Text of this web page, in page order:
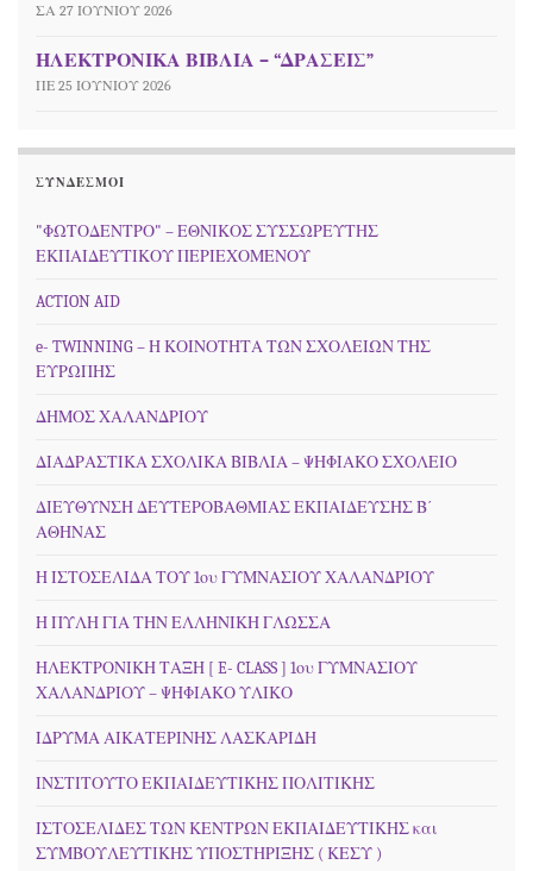
ΣΑ 27 ΙΟΥΝΊΟΥ 2026
ΗΛΕΚΤΡΟΝΙΚΑ ΒΙΒΛΙΑ – “ΔΡΑΣΕΙΣ”
ΠΕ 25 ΙΟΥΝΊΟΥ 2026
ΣΎΝΔΕΣΜΟΙ
"ΦΩΤΟΔΕΝΤΡΟ" – ΕΘΝΙΚΟΣ ΣΥΣΣΩΡΕΥΤΗΣ
ΕΚΠΑΙΔΕΥΤΙΚΟΥ ΠΕΡΙΕΧΟΜΕΝΟΥ
ACTION AID
e- TWINNING – Η ΚΟΙΝΟΤΗΤΑ ΤΩΝ ΣΧΟΛΕΙΩΝ ΤΗΣ
ΕΥΡΩΠΗΣ
ΔΗΜΟΣ ΧΑΛΑΝΔΡΙΟΥ
ΔΙΑΔΡΑΣΤΙΚΑ ΣΧΟΛΙΚΑ ΒΙΒΛΙΑ – ΨΗΦΙΑΚΟ ΣΧΟΛΕΙΟ
ΔΙΕΥΘΥΝΣΗ ΔΕΥΤΕΡΟΒΑΘΜΙΑΣ ΕΚΠΑΙΔΕΥΣΗΣ Β΄
ΑΘΗΝΑΣ
Η ΙΣΤΟΣΕΛΙΔΑ ΤΟΥ 1ου ΓΥΜΝΑΣΙΟΥ ΧΑΛΑΝΔΡΙΟΥ
Η ΠΥΛΗ ΓΙΑ ΤΗΝ ΕΛΛΗΝΙΚΗ ΓΛΩΣΣΑ
ΗΛΕΚΤΡΟΝΙΚΗ ΤΑΞΗ [ E- CLASS ] 1ου ΓΥΜΝΑΣΙΟΥ
ΧΑΛΑΝΔΡΙΟΥ – ΨΗΦΙΑΚΟ ΥΛΙΚΟ
ΙΔΡΥΜΑ ΑΙΚΑΤΕΡΙΝΗΣ ΛΑΣΚΑΡΙΔΗ
ΙΝΣΤΙΤΟΥΤΟ ΕΚΠΑΙΔΕΥΤΙΚΗΣ ΠΟΛΙΤΙΚΗΣ
ΙΣΤΟΣΕΛΙΔΕΣ ΤΩΝ ΚΕΝΤΡΩΝ ΕΚΠΑΙΔΕΥΤΙΚΗΣ και
ΣΥΜΒΟΥΛΕΥΤΙΚΗΣ ΥΠΟΣΤΗΡΙΞΗΣ ( ΚΕΣΥ )